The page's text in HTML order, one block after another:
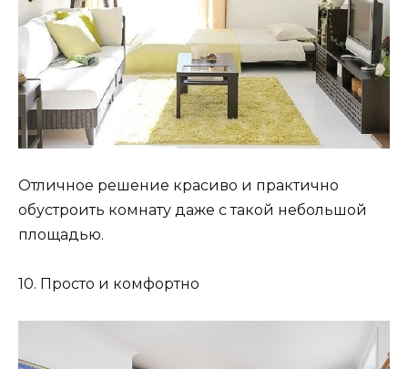
Отличное решение красиво и практично
обустроить комнату даже с такой небольшой
площадью.
10. Просто и комфортно